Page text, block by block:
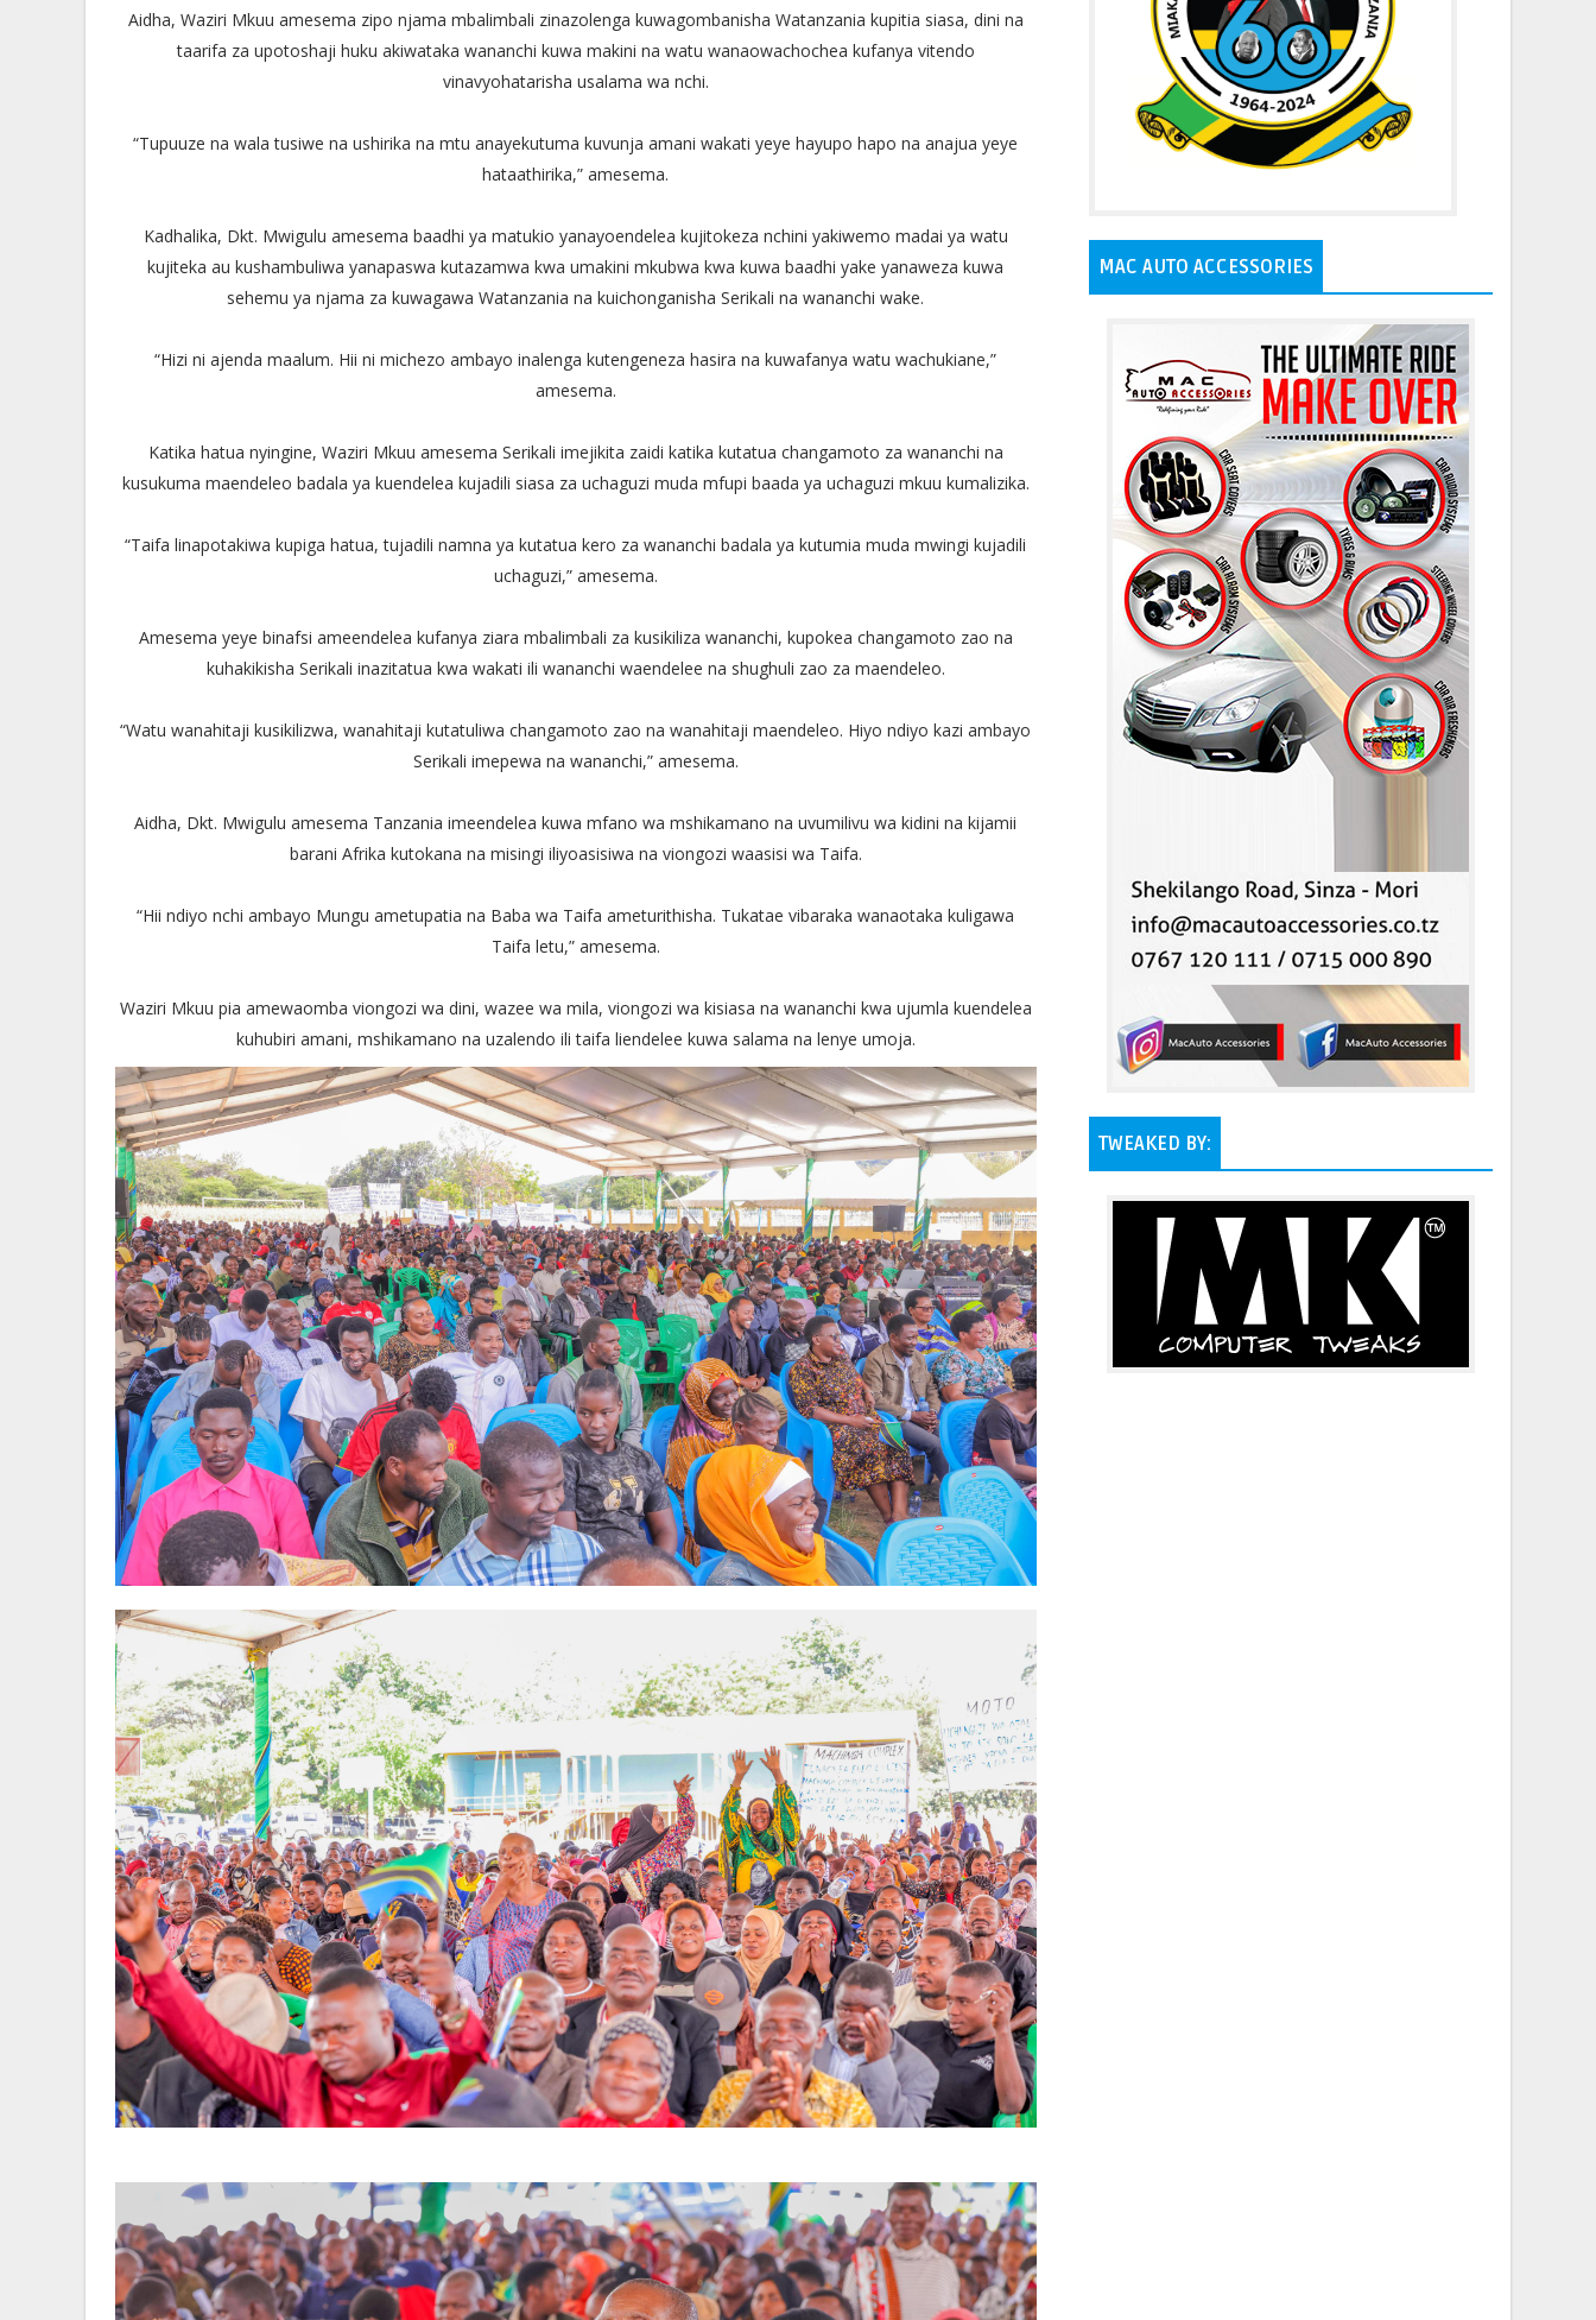
Aidha, Waziri Mkuu amesema zipo njama mbalimbali zinazolenga kuwagombanisha Watanzania kupitia siasa, dini na
taarifa za upotoshaji huku akiwataka wananchi kuwa makini na watu wanaowachochea kufanya vitendo
vinavyohatarisha usalama wa nchi.
“Tupuuze na wala tusiwe na ushirika na mtu anayekutuma kuvunja amani wakati yeye hayupo hapo na anajua yeye
hataathirika,” amesema.
Kadhalika, Dkt. Mwigulu amesema baadhi ya matukio yanayoendelea kujitokeza nchini yakiwemo madai ya watu
kujiteka au kushambuliwa yanapaswa kutazamwa kwa umakini mkubwa kwa kuwa baadhi yake yanaweza kuwa
sehemu ya njama za kuwagawa Watanzania na kuichonganisha Serikali na wananchi wake.
“Hizi ni ajenda maalum. Hii ni michezo ambayo inalenga kutengeneza hasira na kuwafanya watu wachukiane,”
amesema.
Katika hatua nyingine, Waziri Mkuu amesema Serikali imejikita zaidi katika kutatua changamoto za wananchi na
kusukuma maendeleo badala ya kuendelea kujadili siasa za uchaguzi muda mfupi baada ya uchaguzi mkuu kumalizika.
“Taifa linapotakiwa kupiga hatua, tujadili namna ya kutatua kero za wananchi badala ya kutumia muda mwingi kujadili
uchaguzi,” amesema.
Amesema yeye binafsi ameendelea kufanya ziara mbalimbali za kusikiliza wananchi, kupokea changamoto zao na
kuhakikisha Serikali inazitatua kwa wakati ili wananchi waendelee na shughuli zao za maendeleo.
“Watu wanahitaji kusikilizwa, wanahitaji kutatuliwa changamoto zao na wanahitaji maendeleo. Hiyo ndiyo kazi ambayo
Serikali imepewa na wananchi,” amesema.
Aidha, Dkt. Mwigulu amesema Tanzania imeendelea kuwa mfano wa mshikamano na uvumilivu wa kidini na kijamii
barani Afrika kutokana na misingi iliyoasisiwa na viongozi waasisi wa Taifa.
“Hii ndiyo nchi ambayo Mungu ametupatia na Baba wa Taifa ameturithisha. Tukatae vibaraka wanaotaka kuligawa
Taifa letu,” amesema.
Waziri Mkuu pia amewaomba viongozi wa dini, wazee wa mila, viongozi wa kisiasa na wananchi kwa ujumla kuendelea
kuhubiri amani, mshikamano na uzalendo ili taifa liendelee kuwa salama na lenye umoja.
MAC AUTO ACCESSORIES
TWEAKED BY: